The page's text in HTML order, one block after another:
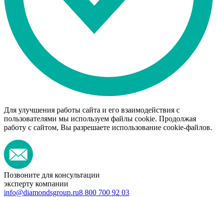
Для улучшения работы сайта и его взаимодействия с
пользователями мы используем файлы cookie. Продолжая
работу с сайтом, Вы разрешаете использование cookie-файлов.
Позвоните для консультации
эксперту компании
info@diamondsgroup.ru8 800 700 92 03